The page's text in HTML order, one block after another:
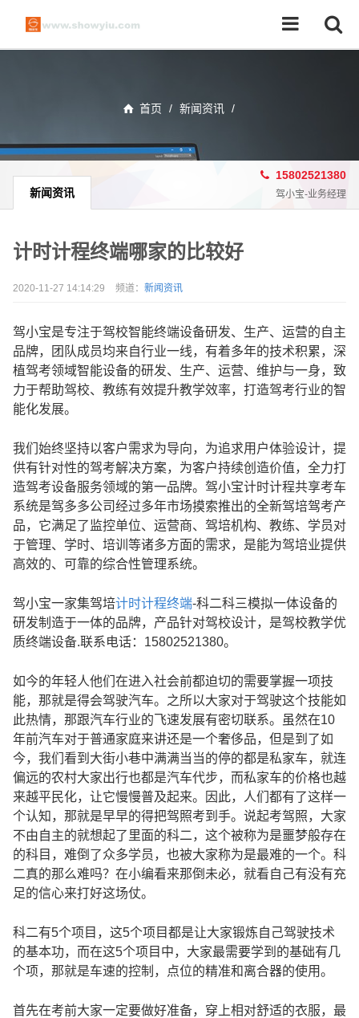
首页 / 新闻资讯 /
新闻资讯
15802521380
驾小宝-业务经理
计时计程终端哪家的比较好
2020-11-27 14:14:29 频道： 新闻资讯
驾小宝是专注于驾校智能终端设备研发、生产、运营的自主
品牌，团队成员均来自行业一线，有着多年的技术积累，深
植驾考领域智能设备的研发、生产、运营、维护与一身，致
力于帮助驾校、教练有效提升教学效率，打造驾考行业的智
能化发展。
我们始终坚持以客户需求为导向，为追求用户体验设计，提
供有针对性的驾考解决方案，为客户持续创造价值，全力打
造驾考设备服务领域的第一品牌。驾小宝计时计程共享考车
系统是驾多多公司经过多年市场摸索推出的全新驾培驾考产
品，它满足了监控单位、运营商、驾培机构、教练、学员对
于管理、学时、培训等诸多方面的需求，是能为驾培业提供
高效的、可靠的综合性管理系统。
驾小宝一家集驾培计时计程终端-科二科三模拟一体设备的
研发制造于一体的品牌，产品针对驾校设计，是驾校教学优
质终端设备.联系电话：15802521380。
如今的年轻人他们在进入社会前都迫切的需要掌握一项技
能，那就是得会驾驶汽车。之所以大家对于驾驶这个技能如
此热情，那跟汽车行业的飞速发展有密切联系。虽然在10
年前汽车对于普通家庭来讲还是一个奢侈品，但是到了如
今，我们看到大街小巷中满满当当的停的都是私家车，就连
偏远的农村大家出行也都是汽车代步，而私家车的价格也越
来越平民化，让它慢慢普及起来。因此，人们都有了这样一
个认知，那就是早早的得把驾照考到手。说起考驾照，大家
不由自主的就想起了里面的科二，这个被称为是噩梦般存在
的科目，难倒了众多学员，也被大家称为是最难的一个。科
二真的那么难吗？在小编看来那倒未必，就看自己有没有充
足的信心来打好这场仗。
科二有5个项目，这5个项目都是让大家锻炼自己驾驶技术
的基本功，而在这5个项目中，大家最需要学到的基础有几
个项，那就是车速的控制，点位的精准和离合器的使用。
首先在考前大家一定要做好准备，穿上相对舒适的衣服，最